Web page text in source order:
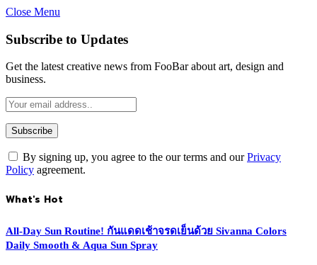
Close Menu
Subscribe to Updates
Get the latest creative news from FooBar about art, design and
business.
By signing up, you agree to the our terms and ourPrivacy
Policy agreement.
What's Hot
All-Day Sun Routine! กันแดดเช้าจรดเย็นด้วย Sivanna Colors
Daily Smooth & Aqua Sun Spray